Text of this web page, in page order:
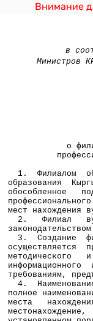
Внимание